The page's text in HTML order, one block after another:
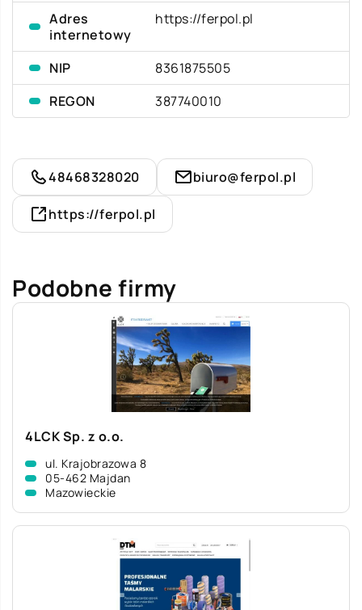
Adres
internetowy
https://ferpol.pl
NIP
8361875505
REGON
387740010
48468328020 biuro@ferpol.pl
https://ferpol.pl
Podobne firmy
4LCK Sp. z o.o.
ul. Krajobrazowa 8
05-462 Majdan
Mazowieckie